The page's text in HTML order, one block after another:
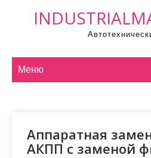
Меню
Аппаратная
АКПП с заменой